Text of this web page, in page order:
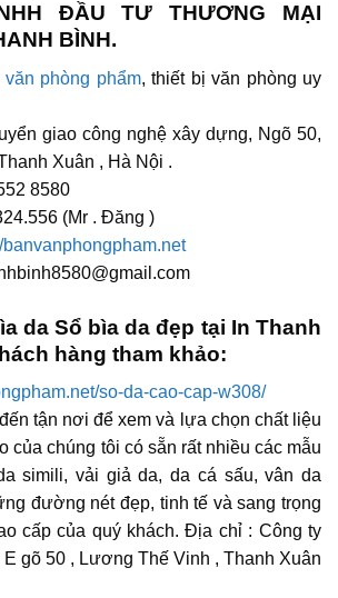
ĐẦU TƯ THƯƠNG MẠI
BÌNH.
văn phòng phẩm, thiết bị văn phòng uy
giao công nghệ xây dựng, Ngõ 50,
Xuân , Hà Nội .
8580
(Mr . Đăng )
banvanphongpham.net
da Sổ bìa da đẹp tại In Thanh
hàng tham khảo:
so-da-cao-cap-w308/
tận nơi để xem và lựa chọn chất liệu
của chúng tôi có sẵn rất nhiều các mẫu
simili, vải giả da, da cá sấu, vân da
đường nét đẹp, tinh tế và sang trọng
cấp của quý khách. Địa chỉ : Công ty
gõ 50 , Lương Thế Vinh , Thanh Xuân